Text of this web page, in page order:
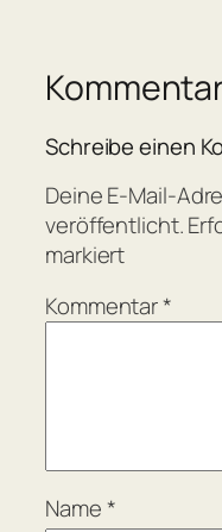
Schreibe einen
Deine E-Mail-
veröffentlicht.
markiert
Kommentar*
Name*